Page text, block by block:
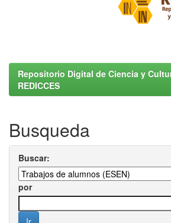
Repositorio Digital de Ciencia y
REDICCES
Busqueda
Buscar:
por